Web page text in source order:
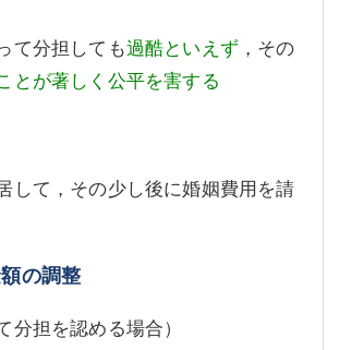
て分担しても過酷といえず，その
とが著しく公平を害する
して，その少し後に婚姻費用を請
の調整
分担を認める場合）